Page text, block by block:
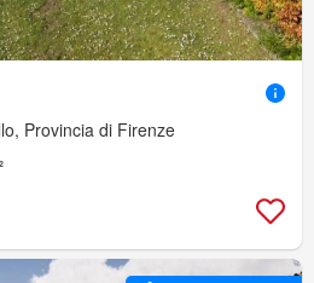
Provincia di Firenze